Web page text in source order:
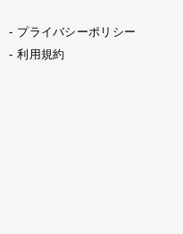
プライバシーポリシー
利用規約